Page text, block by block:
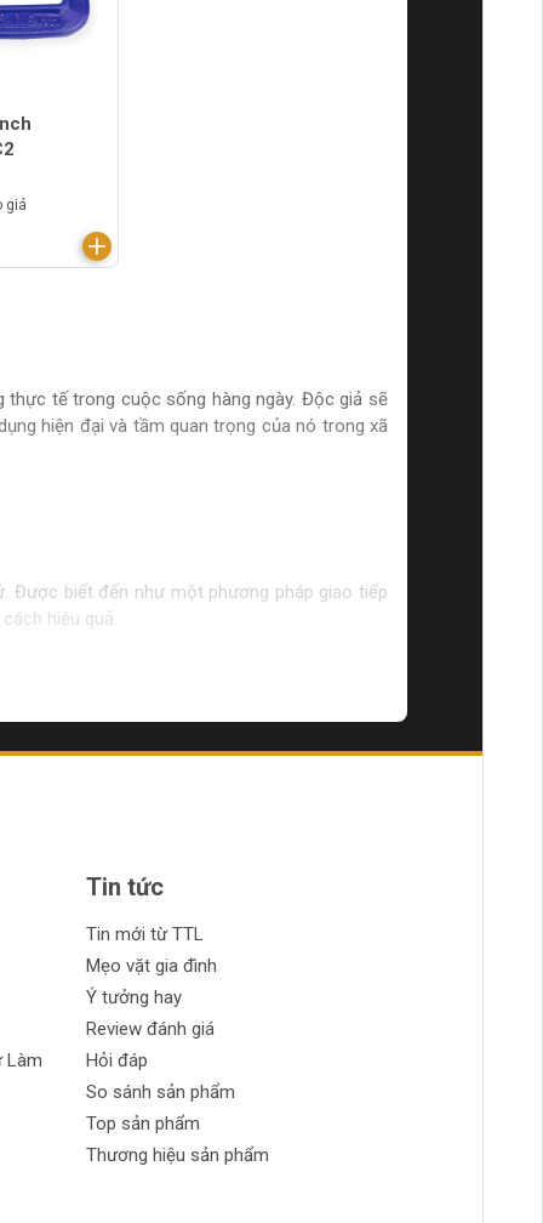
giá
tế trong cuộc sống hàng ngày. Độc giả sẽ
hiện đại và tầm quan trọng của nó trong xã
Được biết đến như một phương pháp giao tiếp
hiệu quả.
phù hợp với nhu cầu giao tiếp của cộng đồng
này giúp họ có thể giao tiếp và hiểu biết ngôn
nắm vững các nguyên tắc này để có thể giao
Làm
Tin tức
Tin mới từ TTL
Mẹo vặt gia đình
Ý tưởng hay
Review đánh giá
Hỏi đáp
So sánh sản phẩm
Top sản phẩm
Thương hiệu sản phẩm